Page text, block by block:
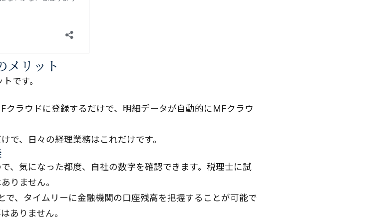
メリット
です。
ラウドに登録するだけで、明細データが自動的にMFクラウ
で、日々の経理業務はこれだけです。
、気になった都度、自社の数字を確認できます。税理士に試
りません。
で、タイムリーに金融機関の口座残高を把握することが可能で
ありません。